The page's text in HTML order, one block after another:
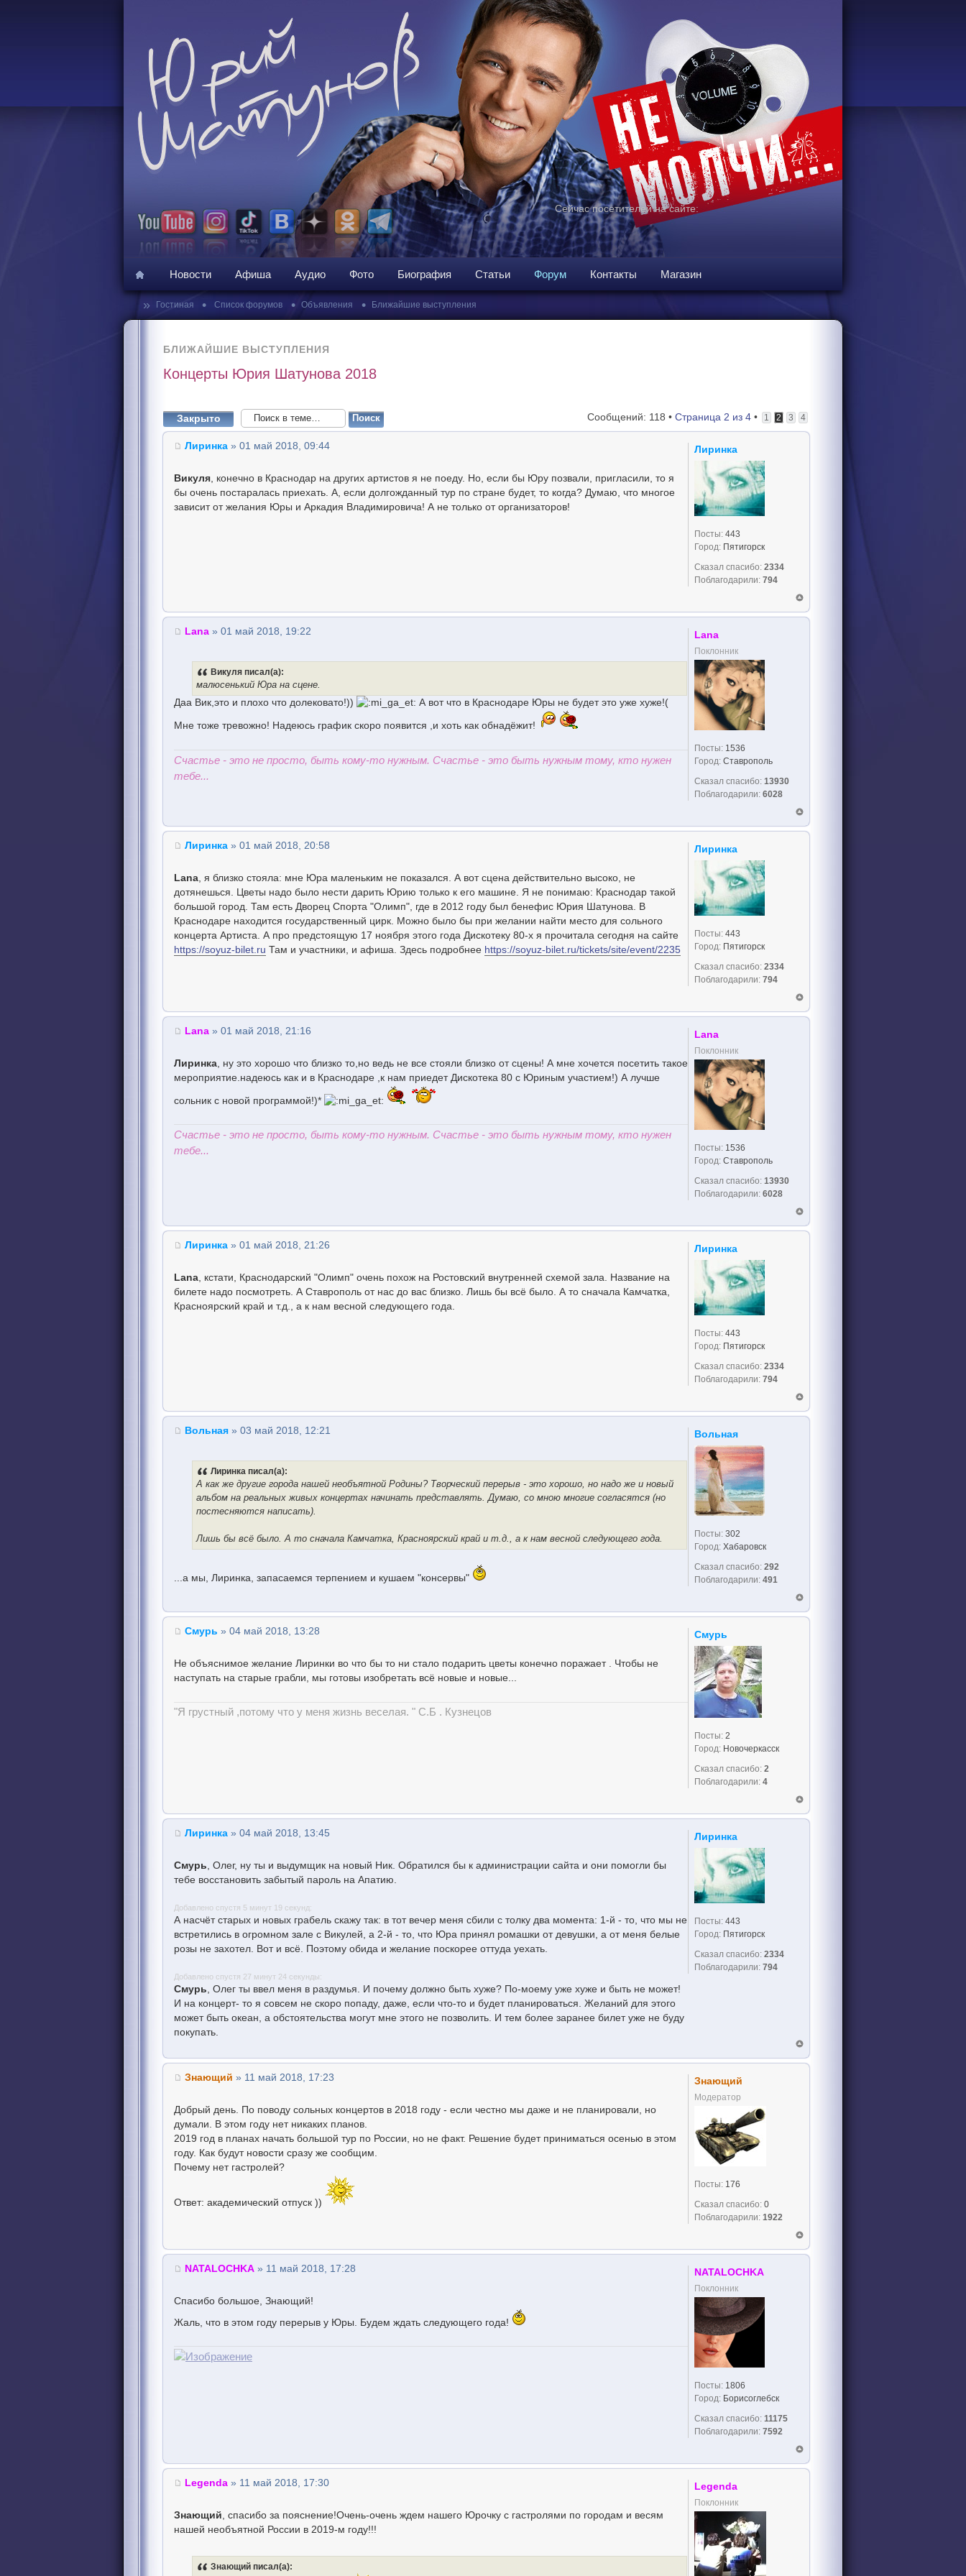
Сейчас посетителей на сайте:
Новости Афиша Аудио Фото Биография Статьи Форум Контакты Магазин
» Гостиная • Список форумов • Объявления • Ближайшие выступления
БЛИЖАЙШИЕ ВЫСТУПЛЕНИЯ
Концерты Юрия Шатунова 2018
Закрыто Сообщений: 118 • Страница 2 из 4 • 1 2 3 4
Лиринка » 01 май 2018, 09:44
Викуля, конечно в Краснодар на других артистов я не поеду. Но, если бы Юру позвали, пригласили, то я
бы очень постаралась приехать. А, если долгожданный тур по стране будет, то когда? Думаю, что многое
зависит от желания Юры и Аркадия Владимировича! А не только от организаторов!
Лиринка
Посты: 443
Город: Пятигорск
Сказал спасибо: 2334
Поблагодарили: 794
Lana » 01 май 2018, 19:22
Викуля писал(а):
малюсенький Юра на сцене.
Даа Вик,это и плохо что долековато!))
А вот что в Краснодаре Юры не будет это уже хуже!(
Мне тоже тревожно! Надеюсь график скоро появится ,и хоть как обнадёжит!
Счастье - это не просто, быть кому-то нужным. Счастье - это быть нужным тому, кто нужен
тебе...
Lana
Поклонник
Посты: 1536
Город: Ставрополь
Сказал спасибо: 13930
Поблагодарили: 6028
Лиринка » 01 май 2018, 20:58
Lana, я близко стояла: мне Юра маленьким не показался. А вот сцена действительно высоко, не
дотянешься. Цветы надо было нести дарить Юрию только к его машине. Я не понимаю: Краснодар такой
большой город. Там есть Дворец Спорта "Олимп", где в 2012 году был бенефис Юрия Шатунова. В
Краснодаре находится государственный цирк. Можно было бы при желании найти место для сольного
концерта Артиста. А про предстоящую 17 ноября этого года Дискотеку 80-х я прочитала сегодня на сайте
https://soyuz-bilet.ru Там и участники, и афиша. Здесь подробнее https://soyuz-bilet.ru/tickets/site/event/2235
Лиринка
Посты: 443
Город: Пятигорск
Сказал спасибо: 2334
Поблагодарили: 794
Lana » 01 май 2018, 21:16
Лиринка, ну это хорошо что близко то,но ведь не все стояли близко от сцены! А мне хочется посетить такое
мероприятие.надеюсь как и в Краснодаре ,к нам приедет Дискотека 80 с Юриным участием!) А лучше
сольник с новой программой!)*
Счастье - это не просто, быть кому-то нужным. Счастье - это быть нужным тому, кто нужен
тебе...
Lana
Поклонник
Посты: 1536
Город: Ставрополь
Сказал спасибо: 13930
Поблагодарили: 6028
Лиринка » 01 май 2018, 21:26
Lana, кстати, Краснодарский "Олимп" очень похож на Ростовский внутренней схемой зала. Название на
билете надо посмотреть. А Ставрополь от нас до вас близко. Лишь бы всё было. А то сначала Камчатка,
Красноярский край и т.д., а к нам весной следующего года.
Лиринка
Посты: 443
Город: Пятигорск
Сказал спасибо: 2334
Поблагодарили: 794
Вольная » 03 май 2018, 12:21
Лиринка писал(а):
А как же другие города нашей необъятной Родины? Творческий перерыв - это хорошо, но надо же и новый
альбом на реальных живых концертах начинать представлять. Думаю, со мною многие согласятся (но
постесняются написать).
Лишь бы всё было. А то сначала Камчатка, Красноярский край и т.д., а к нам весной следующего года.
...а мы, Лиринка, запасаемся терпением и кушаем "консервы"
Вольная
Посты: 302
Город: Хабаровск
Сказал спасибо: 292
Поблагодарили: 491
Смурь » 04 май 2018, 13:28
Не объяснимое желание Лиринки во что бы то ни стало подарить цветы конечно поражает . Чтобы не
наступать на старые грабли, мы готовы изобретать всё новые и новые...
"Я грустный ,потому что у меня жизнь веселая. " С.Б . Кузнецов
Смурь
Посты: 2
Город: Новочеркасск
Сказал спасибо: 2
Поблагодарили: 4
Лиринка » 04 май 2018, 13:45
Смурь, Олег, ну ты и выдумщик на новый Ник. Обратился бы к администрации сайта и они помогли бы
тебе восстановить забытый пароль на Апатию.
Добавлено спустя 5 минут 19 секунд:
А насчёт старых и новых грабель скажу так: в тот вечер меня сбили с толку два момента: 1-й - то, что мы не
встретились в огромном зале с Викулей, а 2-й - то, что Юра принял ромашки от девушки, а от меня белые
розы не захотел. Вот и всё. Поэтому обида и желание поскорее оттуда уехать.
Добавлено спустя 27 минут 24 секунды:
Смурь, Олег ты ввел меня в раздумья. И почему должно быть хуже? По-моему уже хуже и быть не может!
И на концерт- то я совсем не скоро попаду, даже, если что-то и будет планироваться. Желаний для этого
может быть океан, а обстоятельства могут мне этого не позволить. И тем более заранее билет уже не буду
покупать.
Лиринка
Посты: 443
Город: Пятигорск
Сказал спасибо: 2334
Поблагодарили: 794
Знающий » 11 май 2018, 17:23
Добрый день. По поводу сольных концертов в 2018 году - если честно мы даже и не планировали, но
думали. В этом году нет никаких планов.
2019 год в планах начать большой тур по России, но не факт. Решение будет приниматься осенью в этом
году. Как будут новости сразу же сообщим.
Почему нет гастролей?
Ответ: академический отпуск ))
Знающий
Модератор
Посты: 176
Сказал спасибо: 0
Поблагодарили: 1922
NATALOCHKA » 11 май 2018, 17:28
Спасибо большое, Знающий!
Жаль, что в этом году перерыв у Юры. Будем ждать следующего года!
NATALOCHKA
Поклонник
Посты: 1806
Город: Борисоглебск
Сказал спасибо: 11175
Поблагодарили: 7592
Legenda » 11 май 2018, 17:30
Знающий, спасибо за пояснение!Очень-очень ждем нашего Юрочку с гастролями по городам и весям
нашей необъятной России в 2019-м году!!!
Знающий писал(а):
Legenda
Поклонник